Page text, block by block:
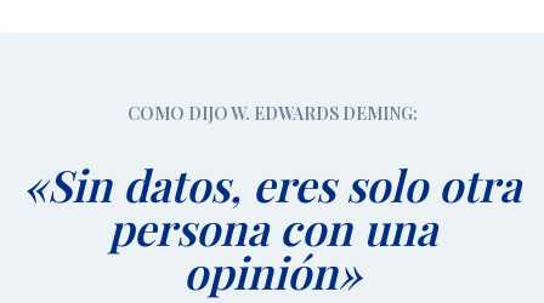
COMO DIJO W. EDWARDS DEMING:
«Sin datos, eres solo otra
persona con una
opinión»